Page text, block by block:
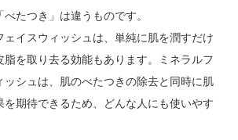
たつき」は違うものです。
ェイスウィッシュは、単純に肌を潤すだけ
脂を取り去る効能もあります。ミネラルフ
ッシュは、肌のべたつきの除去と同時に肌
を期待できるため、どんな人にも使いやす